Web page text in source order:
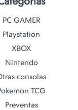
PC GAMER
Playstation
XBOX
Nintendo
consolas
TCG
Preventas